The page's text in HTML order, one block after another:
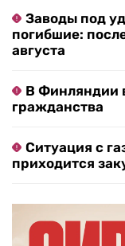
Заводы под
погибшие:
августа
В Финляндии
гражданства
Ситуация с
приходится